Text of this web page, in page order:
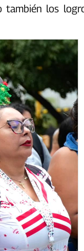
también los